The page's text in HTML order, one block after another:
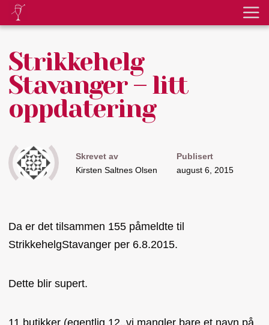
Strikkehelg
Stavanger – litt
oppdatering
Skrevet av
Kirsten Saltnes Olsen
Publisert
august 6, 2015
Da er det tilsammen 155 påmeldte til
StrikkehelgStavanger per 6.8.2015.
Dette blir supert.
11 butikker (egentlig 12..vi mangler bare et navn på